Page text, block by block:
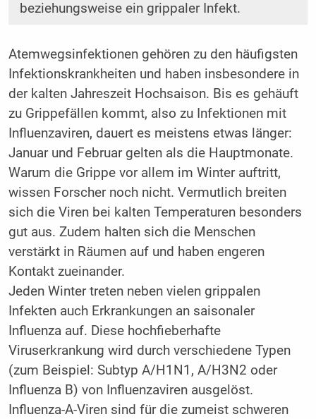
beziehungsweise ein grippaler Infekt.
Atemwegsinfektionen gehören zu den häufigsten
Infektionskrankheiten und haben insbesondere in
der kalten Jahreszeit Hochsaison. Bis es gehäuft
zu Grippefällen kommt, also zu Infektionen mit
Influenzaviren, dauert es meistens etwas länger:
Januar und Februar gelten als die Hauptmonate.
Warum die Grippe vor allem im Winter auftritt,
wissen Forscher noch nicht. Vermutlich breiten
sich die Viren bei kalten Temperaturen besonders
gut aus. Zudem halten sich die Menschen
verstärkt in Räumen auf und haben engeren
Kontakt zueinander.
Jeden Winter treten neben vielen grippalen
Infekten auch Erkrankungen an saisonaler
Influenza auf. Diese hochfieberhafte
Viruserkrankung wird durch verschiedene Typen
(zum Beispiel: Subtyp A/H1N1, A/H3N2 oder
Influenza B) von Influenzaviren ausgelöst.
Influenza-A-Viren sind für die zumeist schweren